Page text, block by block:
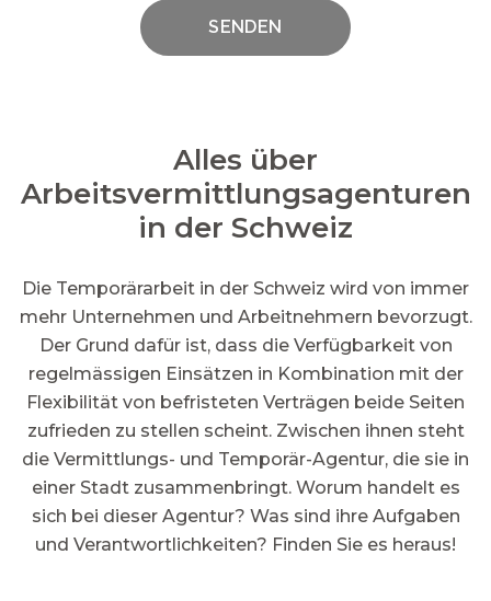
SENDEN
Alles über
Arbeitsvermittlungsagenturen
in der Schweiz
Die Temporärarbeit in der Schweiz wird von immer
mehr Unternehmen und Arbeitnehmern bevorzugt.
Der Grund dafür ist, dass die Verfügbarkeit von
regelmässigen Einsätzen in Kombination mit der
Flexibilität von befristeten Verträgen beide Seiten
zufrieden zu stellen scheint. Zwischen ihnen steht
die Vermittlungs- und Temporär-Agentur, die sie in
einer Stadt zusammenbringt. Worum handelt es
sich bei dieser Agentur? Was sind ihre Aufgaben
und Verantwortlichkeiten? Finden Sie es heraus!